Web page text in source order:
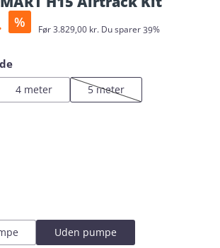
% FørRegular price:
3.829,00 kr. Du sparer39%
4 meter 5 meter
(This option is currently
Uden pumpe